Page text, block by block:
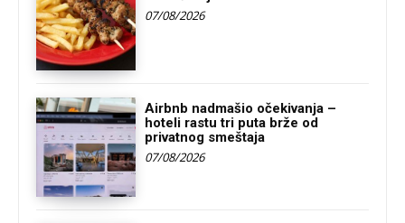
07/08/2026
Airbnb nadmašio očekivanja –
hoteli rastu tri puta brže od
privatnog smeštaja
07/08/2026